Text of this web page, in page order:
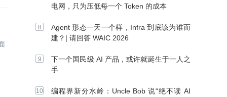
电网，只为压低每一个 Token 的成本
Agent 形态一天一个样，Infra 到底该为谁而
建？| 请回答 WAIC 2026
下一个国民级 AI 产品，或许就诞生于一人之
手
编程界新分水岭：Uncle Bob 说“绝不读 AI